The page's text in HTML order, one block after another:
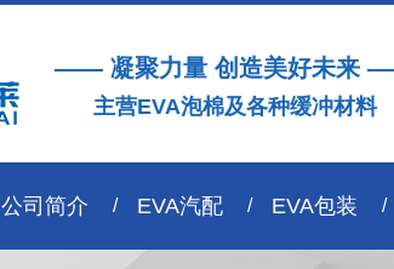
—— 凝聚力量 创造美好未来
主营EVA泡棉及各种缓冲材料
公司简介 EVA汽配 EVA包装